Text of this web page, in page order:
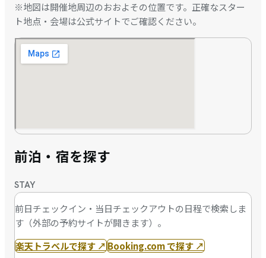
※地図は開催地周辺のおおよその位置です。正確なスター
ト地点・会場は公式サイトでご確認ください。
前泊・宿を探す
STAY
前日チェックイン・当日チェックアウトの日程で検索しま
す（外部の予約サイトが開きます）。
楽天トラベルで探す ↗Booking.com で探す ↗